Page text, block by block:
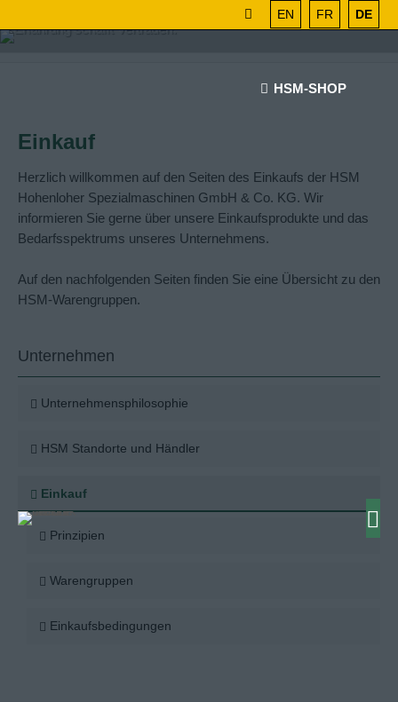
EN FR DE
HSM-SHOP
Einkauf
Herzlich willkommen auf den Seiten des Einkaufs der HSM
Hohenloher Spezialmaschinen GmbH & Co. KG. Wir
informieren Sie gerne über unsere Einkaufsprodukte und das
Bedarfsspektrums unseres Unternehmens.
Auf den nachfolgenden Seiten finden Sie eine Übersicht zu den
HSM-Warengruppen.
Unternehmen
Unternehmensphilosophie
HSM Standorte und Händler
Einkauf
Prinzipien
Warengruppen
Einkaufsbedingungen